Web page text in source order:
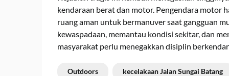
kendaraan berat dan motor. Pengendara motor
ruang aman untuk bermanuver saat gangguan
kewaspadaan, memantau kondisi sekitar, dan
masyarakat perlu menegakkan disiplin
Outdoors kecelakaan Jalan Sungai Batang